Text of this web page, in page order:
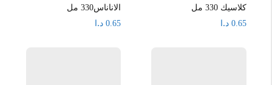
كلاسيك 330 مل
0.65 د.ا
الاناناس330 مل
0.65 د.ا